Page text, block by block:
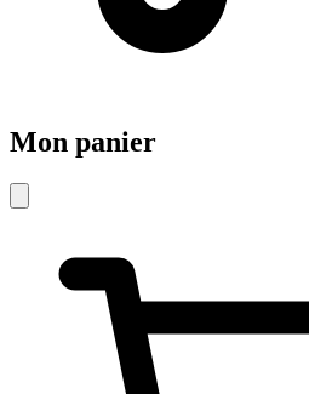
Mon panier